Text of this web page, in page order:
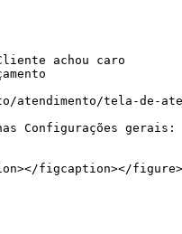
achou caro
atendimento/tela-de-
gerais:
figcaption></figure>